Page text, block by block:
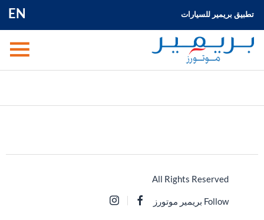
EN تطبيق بريمير للسيارات
All Rights Reserved
Follow بريمير موتورز